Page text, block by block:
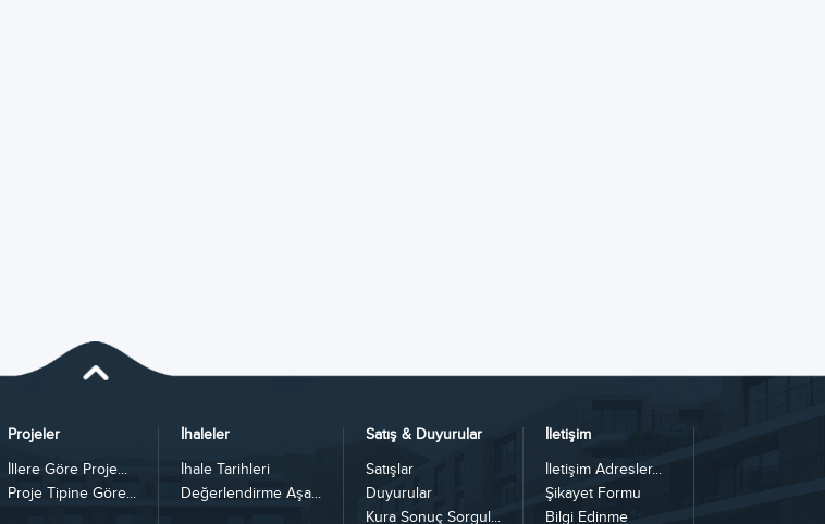
Projeler
İllere Göre Proje...
Proje Tipine Göre...
İhaleler
İhale Tarihleri
Değerlendirme Aşa...
Satış & Duyurular
Satışlar
Duyurular
Kura Sonuç Sorgul...
İletişim
İletişim Adresler...
Şikayet Formu
Bilgi Edinme